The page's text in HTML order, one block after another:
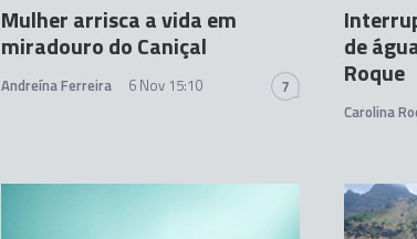
Mulher arrisca a vida em
miradouro do Caniçal
Andreína Ferreira 6 Nov 15:10 7
de
Roque
Carolina